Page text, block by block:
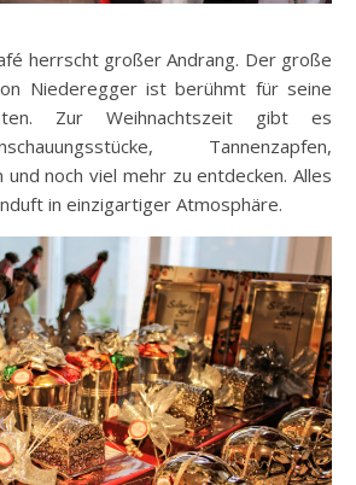
herrscht großer Andrang. Der große
Niederegger ist berühmt für seine
Zur Weihnachtszeit gibt es
Tannenzapfen,
und noch viel mehr zu entdecken. Alles
in einzigartiger Atmosphäre.